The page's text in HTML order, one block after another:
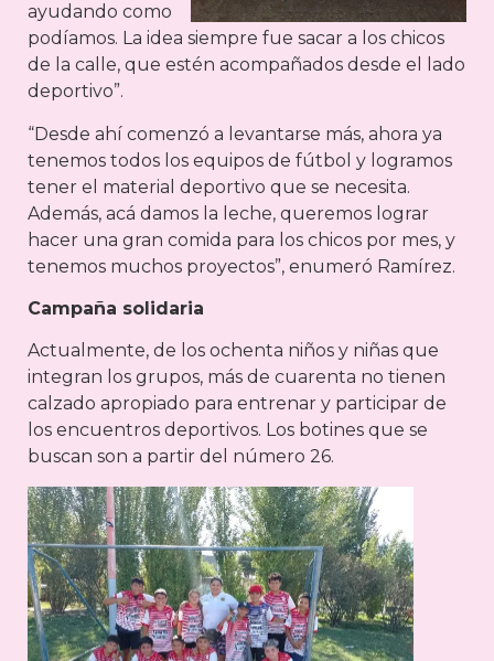
ayudando como
podíamos. La idea siempre fue sacar a los chicos
de la calle, que estén acompañados desde el lado
deportivo”.
“Desde ahí comenzó a levantarse más, ahora ya
tenemos todos los equipos de fútbol y logramos
tener el material deportivo que se necesita.
Además, acá damos la leche, queremos lograr
hacer una gran comida para los chicos por mes, y
tenemos muchos proyectos”, enumeró Ramírez.
Campaña solidaria
Actualmente, de los ochenta niños y niñas que
integran los grupos, más de cuarenta no tienen
calzado apropiado para entrenar y participar de
los encuentros deportivos. Los botines que se
buscan son a partir del número 26.